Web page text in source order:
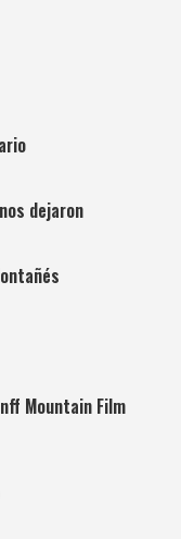
dejaron
Mountain Film